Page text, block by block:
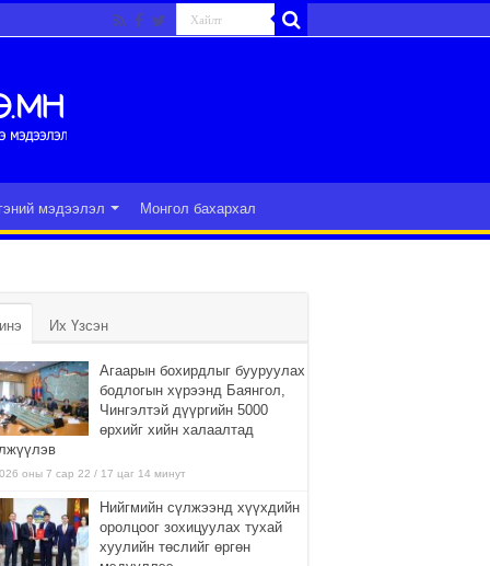
мэдээлэл Монгол бахархал
Их Үзсэн
Агаарын бохирдлыг бууруулах
бодлогын хүрээнд Баянгол,
Чингэлтэй дүүргийн 5000
өрхийг хийн халаалтад
оны 7 сар 22 / 17 цаг 14 минут
Нийгмийн сүлжээнд хүүхдийн
оролцоог зохицуулах тухай
хуулийн төслийг өргөн